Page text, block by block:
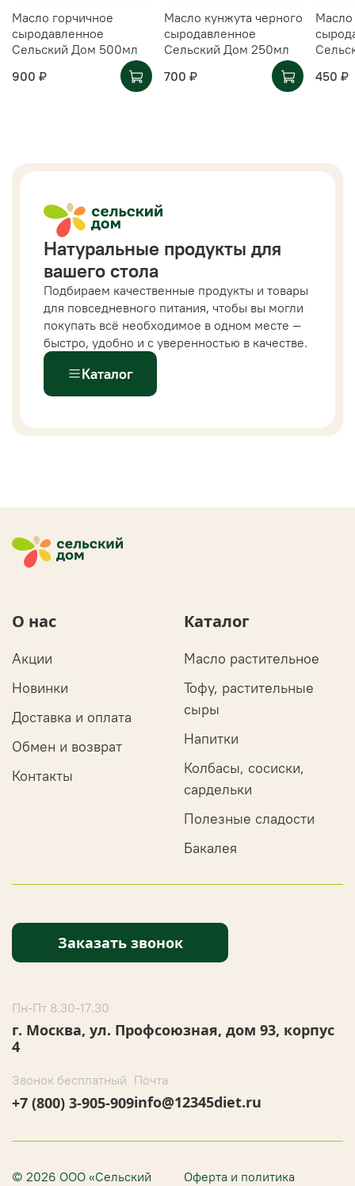
Масло горчичное
сыродавленное
Сельский Дом 500мл
900 ₽
Масло кунжута черного
сыродавленное
Сельский Дом 250мл
700 ₽
Масло
450 ₽
Натуральные продукты для
вашего стола
Подбираем качественные продукты и товары
для повседневного питания, чтобы вы могли
покупать всё необходимое в одном месте —
быстро, удобно и с уверенностью в качестве.
Каталог
О нас
Акции
Новинки
Доставка и оплата
Обмен и возврат
Контакты
Каталог
Масло растительное
Тофу, растительные
сыры
Напитки
Колбасы, сосиски,
сардельки
Полезные сладости
Бакалея
Заказать звонок
Пн-Пт 8.30-17.30
г. Москва, ул. Профсоюзная, дом 93, корпус
4
Звонок бесплатный
+7 (800) 3-905-909
Почта
info@12345diet.ru
© 2026 ООО «Сельский
Оферта и политика